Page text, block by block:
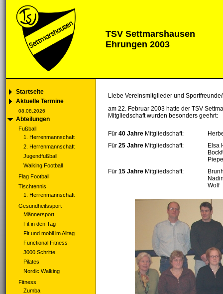
TSV Settmarshausen
Ehrungen 2003
Startseite
Aktuelle Termine
08.08.2026
Abteilungen
Fußball
1. Herrenmannschaft
2. Herrenmannschaft
Jugendfußball
Walking Football
Flag Football
Tischtennis
1. Herrenmannschaft
Gesundheitssport
Männersport
Fit in den Tag
Fit und mobil im Alltag
Functional Fitness
3000 Schritte
Pilates
Nordic Walking
Fitness
Zumba
Liebe Vereinsmitglieder und
am 22. Februar 2003 hatte der TSV
Mitgliedschaft wurden besonders geehrt:
Für 40 Jahre Mitgliedschaft:
Für 25 Jahre Mitgliedschaft:
Elsa
Für 15 Jahre Mitgliedschaft:
Wolf